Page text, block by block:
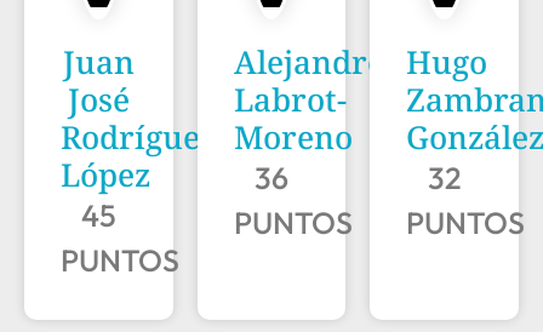
Juan
José
Rodríguez
López
45
PUNTOS
Alejandro
Labrot-
Moreno
36
PUNTOS
Hugo
32
PUNTOS